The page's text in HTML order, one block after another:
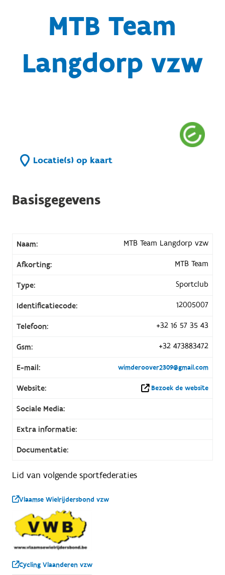
MTB Team
Langdorp vzw
Locatie(s) op kaart
Basisgegevens
Naam: MTB Team Langdorp vzw
Afkorting: MTB Team
Type: Sportclub
Identificatiecode: 12005007
Telefoon: +32 16 57 35 43
Gsm: +32 473883472
E-mail: wimderoover2309@gmail.com
Website: Bezoek de website
Sociale Media:
Extra informatie:
Documentatie:
Lid van volgende sportfederaties
Vlaamse Wielrijdersbond vzw
Cycling Vlaanderen vzw